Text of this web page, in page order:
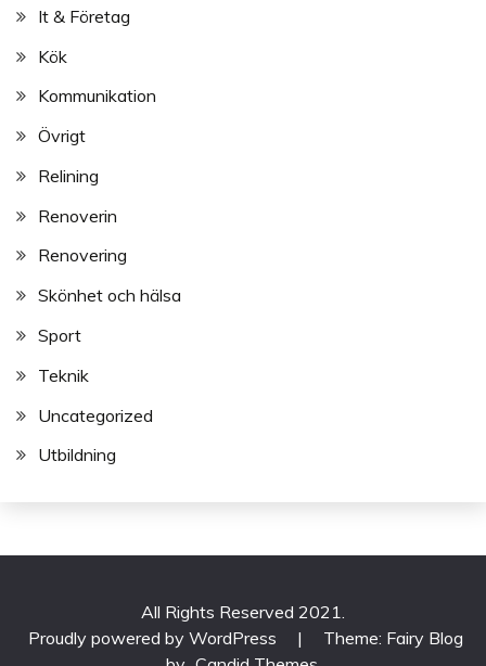
It & Företag
Kök
Kommunikation
Övrigt
Relining
Renoverin
Renovering
Skönhet och hälsa
Sport
Teknik
Uncategorized
Utbildning
All Rights Reserved 2021.
Proudly powered by WordPress
|
Theme: Fairy Blog